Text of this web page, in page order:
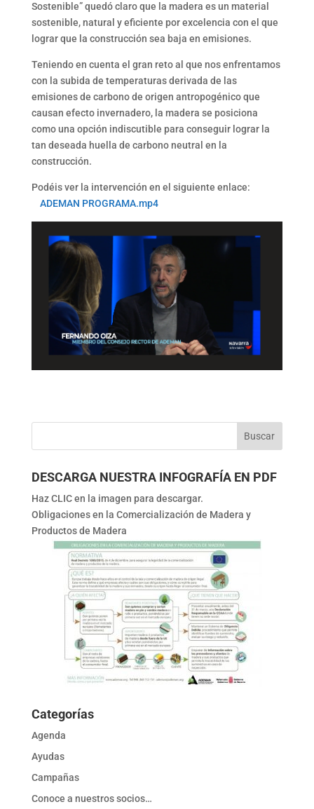
Sostenible” quedó claro que la madera es un material
sostenible, natural y eficiente por excelencia con el que
lograr que la construcción sea baja en emisiones.
Teniendo en cuenta el gran reto al que nos enfrentamos
con la subida de temperaturas derivada de las
emisiones de carbono de origen antropogénico que
causan efecto invernadero, la madera se posiciona
como una opción indiscutible para conseguir lograr la
tan deseada huella de carbono neutral en la
construcción.
Podéis ver la intervención en el siguiente enlace:
ADEMAN PROGRAMA.mp4
DESCARGA NUESTRA INFOGRAFÍA EN PDF
Haz CLIC en la imagen para descargar.
Obligaciones en la Comercialización de Madera y
Productos de Madera
Categorías
Agenda
Ayudas
Campañas
Conoce a nuestros socios…